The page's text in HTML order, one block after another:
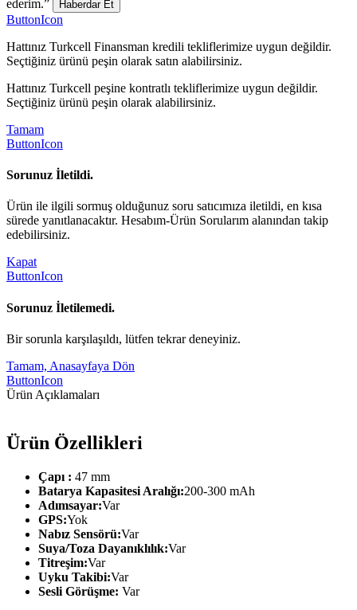
ederim.” Haberdar Et
ButtonIcon
Hattınız Turkcell Finansman kredili tekliflerimize uygun değildir.
Seçtiğiniz ürünü peşin olarak satın alabilirsiniz.
Hattınız Turkcell peşine kontratlı tekliflerimize uygun değildir.
Seçtiğiniz ürünü peşin olarak alabilirsiniz.
Tamam
ButtonIcon
Sorunuz İletildi.
Ürün ile ilgili sormuş olduğunuz soru satıcımıza iletildi, en kısa
sürede yanıtlanacaktır. Hesabım-Ürün Sorularım alanından takip
edebilirsiniz.
Kapat
ButtonIcon
Sorunuz İletilemedi.
Bir sorunla karşılaşıldı, lütfen tekrar deneyiniz.
Tamam, Anasayfaya Dön
ButtonIcon
Ürün Açıklamaları
Ürün Özellikleri
Çapı : 47 mm
Batarya Kapasitesi Aralığı:200-300 mAh
Adımsayar:Var
GPS:Yok
Nabız Sensörü:Var
Suya/Toza Dayanıklılık:Var
Titreşim:Var
Uyku Takibi:Var
Sesli Görüşme: Var